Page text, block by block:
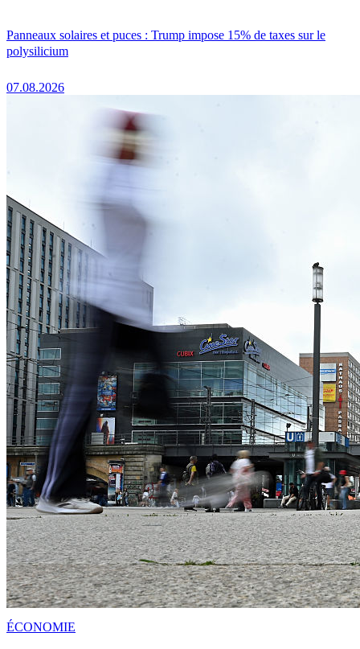
Panneaux solaires et puces : Trump impose 15% de taxes sur le
polysilicium
07.08.2026
ÉCONOMIE